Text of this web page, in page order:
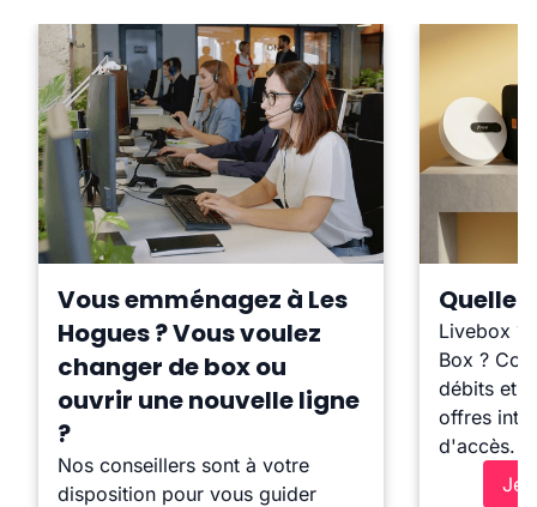
Vous emménagez à Les
Hogues ? Vous voulez
changer de box ou
ouvrir une nouvelle ligne
?
Nos conseillers sont à votre
disposition pour vous guider
Quelle
Livebox ?
Box ?
débits et
offres
d'accès.
Je